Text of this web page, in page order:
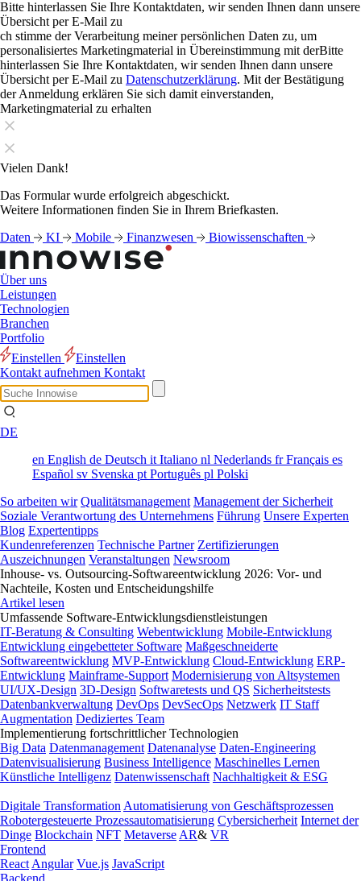
Bitte hinterlassen Sie Ihre Kontaktdaten, wir senden Ihnen dann unsere
Übersicht per E-Mail zu
ch stimme der Verarbeitung meiner persönlichen Daten zu, um
personalisiertes Marketingmaterial in Übereinstimmung mit derBitte
hinterlassen Sie Ihre Kontaktdaten, wir senden Ihnen dann unsere
Übersicht per E-Mail zu Datenschutzerklärung. Mit der Bestätigung
der Anmeldung erklären Sie sich damit einverstanden,
Marketingmaterial zu erhalten
Vielen Dank!
Das Formular wurde erfolgreich abgeschickt.
Weitere Informationen finden Sie in Ihrem Briefkasten.
Daten
KI Mobile Finanzwesen Biowissenschaften
Über uns
Leistungen
Technologien
Branchen
Portfolio
Einstellen
Einstellen
Kontakt aufnehmen Kontakt
DE
en English de Deutsch it Italiano nl Nederlands frFrançais es
Español sv Svenska pt Português pl Polski
So arbeiten wir Qualitätsmanagement Management der Sicherheit
Soziale Verantwortung des Unternehmens Führung Unsere Experten
Blog Expertentipps
Kundenreferenzen Technische Partner Zertifizierungen
Auszeichnungen Veranstaltungen Newsroom
Inhouse- vs. Outsourcing-Softwareentwicklung 2026: Vor- und
Nachteile, Kosten und Entscheidungshilfe
Artikel lesen
Umfassende Software-Entwicklungsdienstleistungen
IT-Beratung & Consulting Webentwicklung Mobile-Entwicklung
Entwicklung eingebetteter Software Maßgeschneiderte
Softwareentwicklung MVP-Entwicklung Cloud-Entwicklung ERP-
Entwicklung Mainframe-Support Modernisierung von Altsystemen
UI/UX-Design 3D-Design Softwaretests und QS Sicherheitstests
Datenbankverwaltung DevOps DevSecOps Netzwerk IT Staff
Augmentation Dediziertes Team
Implementierung fortschrittlicher Technologien
Big Data Datenmanagement Datenanalyse Daten-Engineering
Datenvisualisierung Business Intelligence Maschinelles Lernen
Künstliche Intelligenz Datenwissenschaft Nachhaltigkeit & ESG
Digitale Transformation Automatisierung von Geschäftsprozessen
Robotergesteuerte Prozessautomatisierung Cybersicherheit Internet der
Dinge Blockchain NFT Metaverse AR& VR
Frontend
React Angular Vue.js JavaScript
Backend